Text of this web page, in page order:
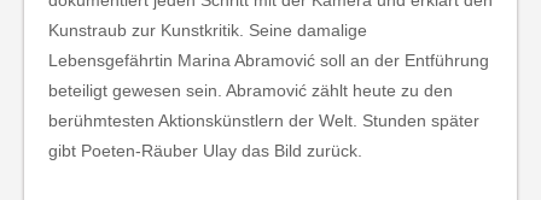
Kunstraub zur Kunstkritik. Seine damalige
Lebensgefährtin Marina Abra­mović soll an der Entführung
betei­ligt gewesen sein. Abra­mović zählt heute zu den
berühmtesten Aktionskünstlern der Welt. Stunden später
gibt Poeten-Räuber Ulay das Bild zurück.